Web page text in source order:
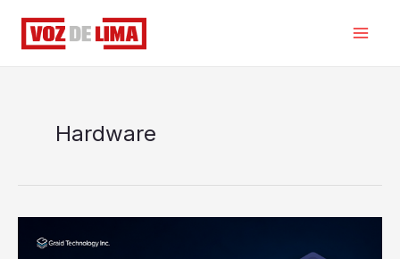
contenido
Hardware
Technology